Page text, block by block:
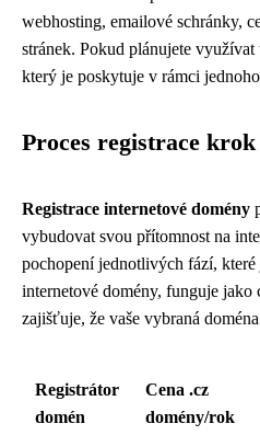
webhosting, emailové schránky,
stránek. Pokud plánujete
který je poskytuje v rámci
Proces registrace
Registrace internetové domény
vybudovat svou přítomnost na
pochopení jednotlivých fází,
internetové domény, funguje
zajišťuje, že vaše vybraná
Registrátor
domén
Cena .cz
domény/rok